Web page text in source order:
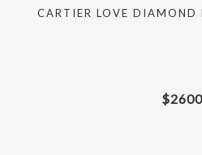
CARTIER LOVE DIAMOND
$2600